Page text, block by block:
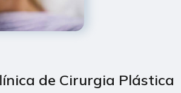
de Cirurgia Plástica